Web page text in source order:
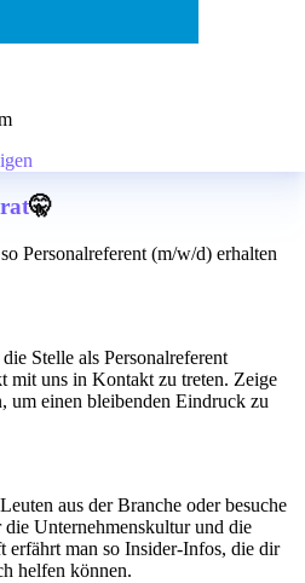
🤫
Personalreferent (m/w/d) erhalten
Stelle als Personalreferent
mit uns in Kontakt zu treten. Zeige
um einen bleibenden Eindruck zu
aus der Branche oder besuche
Unternehmenskultur und die
erfährt man so Insider-Infos, die dir
helfen können.